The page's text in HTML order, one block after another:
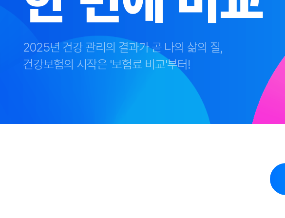
2025년 건강 관리의 결과가 곧 나의 삶의 질,
건강보험의 시작은 '보험료 비교'부터!